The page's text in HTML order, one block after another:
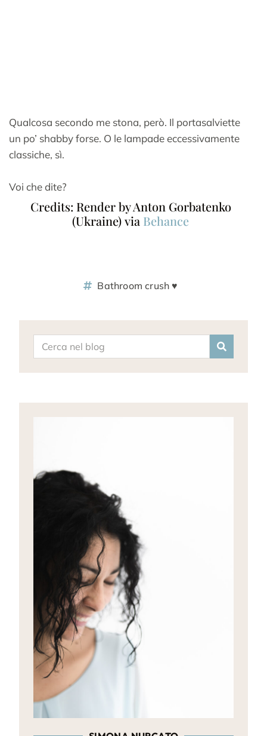
Qualcosa secondo me stona, però. Il portasalviette
un po’ shabby forse. O le lampade eccessivamente
classiche, sì.
Voi che dite?
Credits: Render by Anton Gorbatenko
(Ukraine) via Behance
Bathroom crush ♥